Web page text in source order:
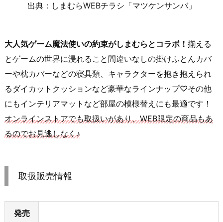
出典：しまむらWEBチラシ「マツケンサンバ」
大人気ゲーム魔法使いの約束がしまむらとコラボ！ 揃える
とゲームの世界に浸れること間違いなしの掛けふとんカバ
ーや枕カバーなどの寝具類、キャラクターを抱き抱えられ
るダイカットクッションなど豪華なラインナップ♡その他
にもインテリアマットなど部屋の模様替えにも最適です！
オンラインストアでも取扱いがあり、WEB限定の商品もあ
るのでお見逃しなく♪
取扱販売情報
発売